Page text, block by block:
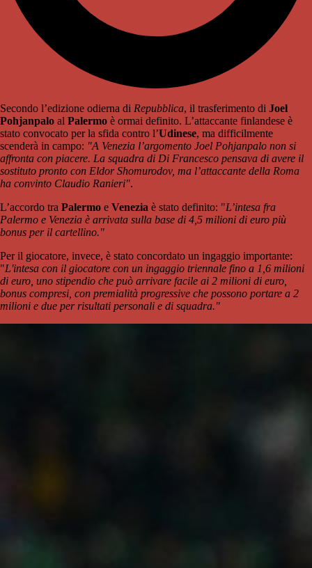
Secondo l’edizione odierna di Repubblica, il trasferimento di Joel
Pohjanpalo al Palermo è ormai definito. L’attaccante finlandese è
stato convocato per la sfida contro l’Udinese, ma difficilmente
scenderà in campo: "A Venezia l’argomento Joel Pohjanpalo non si
affronta con piacere. La squadra di Di Francesco pensava di avere il
sostituto pronto con Eldor Shomurodov, ma l’attaccante della Roma
ha convinto Claudio Ranieri".
L’accordo tra Palermo e Venezia è stato definito: "L’intesa fra
Palermo e Venezia è arrivata sulla base di 4,5 milioni di euro più
bonus per il cartellino."
Per il giocatore, invece, è stato concordato un ingaggio importante:
"L'intesa con il giocatore con un ingaggio triennale fino a 1,6 milioni
di euro, uno stipendio che può arrivare facile ai 2 milioni di euro,
bonus compresi, con premialità progressive che possono portare a 2
milioni e due per risultati personali e di squadra."